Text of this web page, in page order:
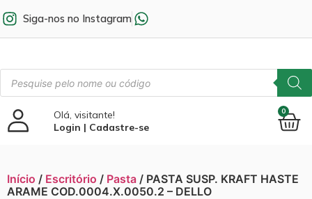
Siga-nos no Instagram
Olá, visitante!
Login | Cadastre-se
0
Início / Escritório / Pasta / PASTA SUSP. KRAFT HASTE
ARAME COD.0004.X.0050.2 – DELLO